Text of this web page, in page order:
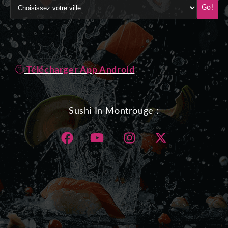
Go!
Télécharger App Android
Sushi In Montrouge :